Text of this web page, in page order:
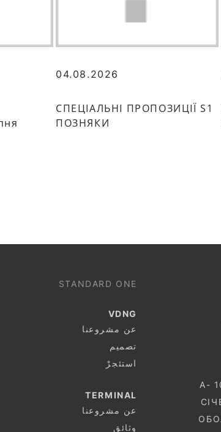
04.08.2026
СПЕЦІАЛЬНІ ПРОПОЗИЦІЇ S1
ПОЗНЯКИ
STANDARD ONE
VDNG
عن مشروعنا
تصميم
استئجرْ
TERMINAL
عن مشروعنا
وثائق